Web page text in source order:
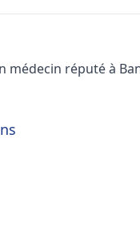
médecin réputé à